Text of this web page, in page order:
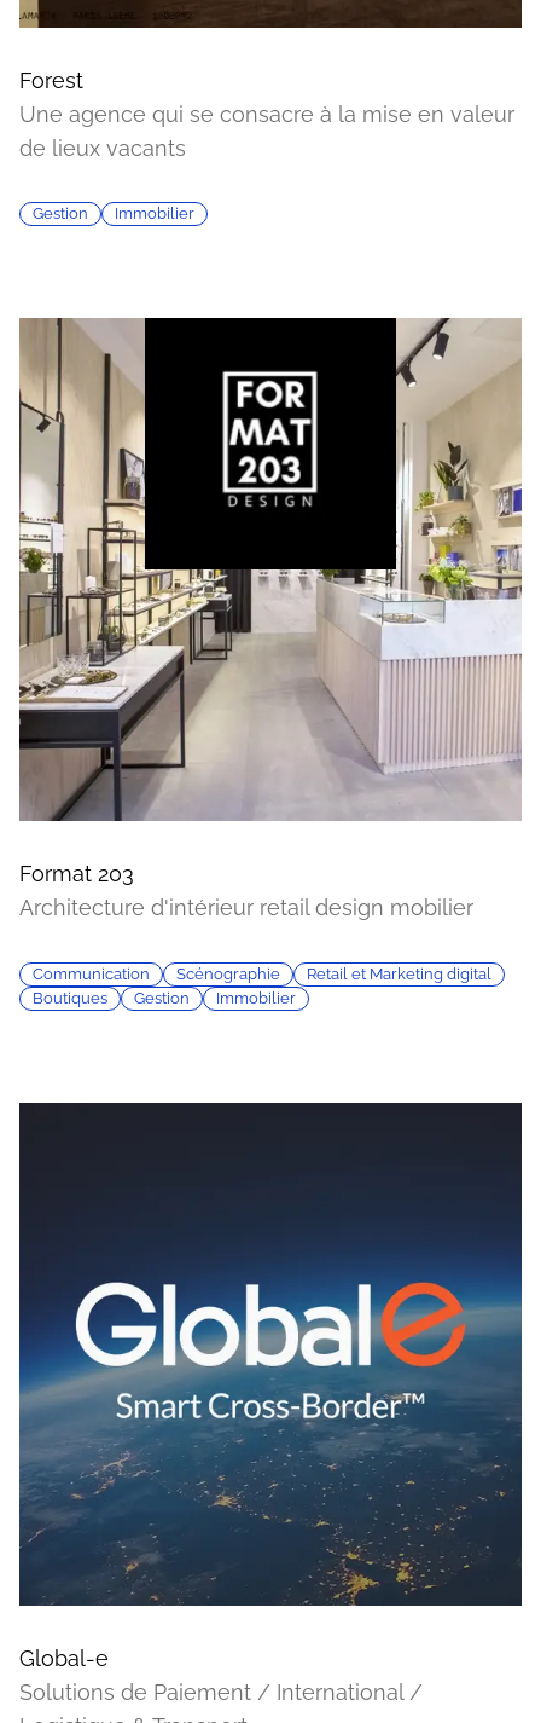
Forest
Une agence qui se consacre à la mise en valeur
de lieux vacants
Gestion Immobilier
Format 203
Architecture d'intérieur retail design mobilier
Communication Scénographie
Retail et Marketing digital
Boutiques
Gestion Immobilier
Global-e
Solutions de Paiement / International /